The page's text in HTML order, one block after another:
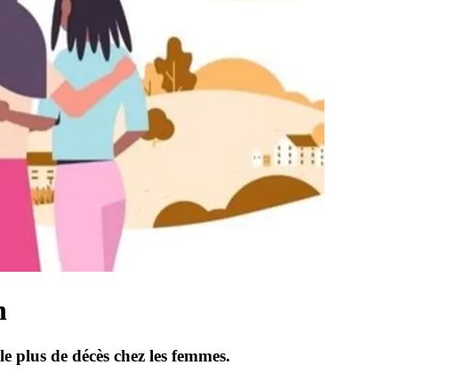
de décès chez les femmes.